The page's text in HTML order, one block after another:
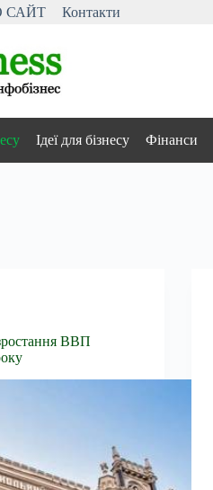
САЙТ Контакти
Ідеї для бізнесу Фінанси
ВВП